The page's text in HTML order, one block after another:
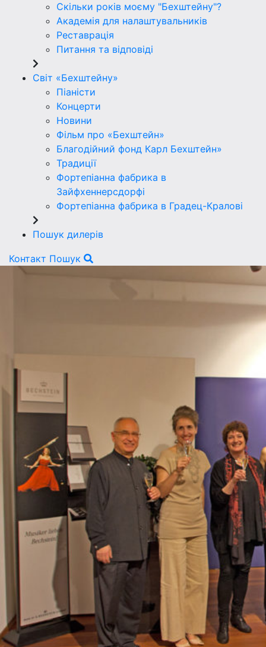
Скільки років моєму "Бехштейну"?
Академія для налаштувальників
Реставрація
Питання та відповіді
Світ «Бехштейну»
Піаністи
Концерти
Новини
Фільм про «Бехштейн»
Благодійний фонд Карл Бехштейн»
Традиції
Фортепіанна фабрика в
Зайфхеннерсдорфi
Фортепіанна фабрика в Градец-Краловi
Пошук дилерів
Контакт Пошук